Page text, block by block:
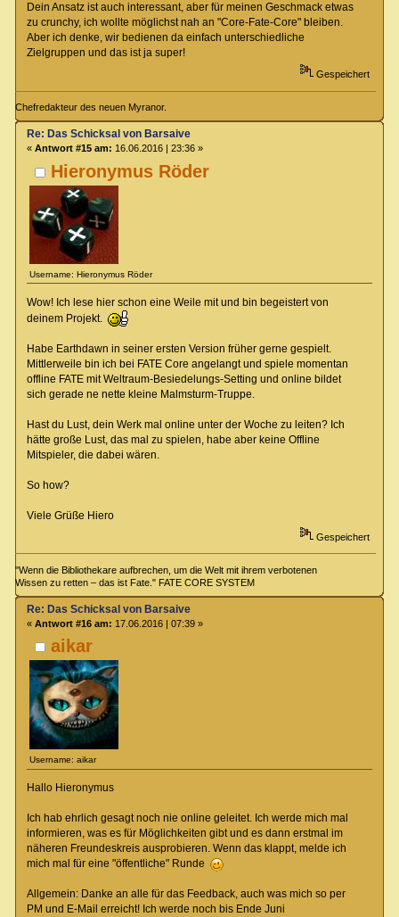
Dein Ansatz ist auch interessant, aber für meinen Geschmack etwas
zu crunchy, ich wollte möglichst nah an "Core-Fate-Core" bleiben.
Aber ich denke, wir bedienen da einfach unterschiedliche
Zielgruppen und das ist ja super!
Gespeichert
Chefredakteur des neuen Myranor.
Hieronymus Röder
Username: Hieronymus Röder
Re: Das Schicksal von Barsaive
« Antwort #15 am: 16.06.2016 | 23:36 »
Wow! Ich lese hier schon eine Weile mit und bin begeistert von
deinem Projekt.
Habe Earthdawn in seiner ersten Version früher gerne gespielt.
Mittlerweile bin ich bei FATE Core angelangt und spiele momentan
offline FATE mit Weltraum-Besiedelungs-Setting und online bildet
sich gerade ne nette kleine Malmsturm-Truppe.
Hast du Lust, dein Werk mal online unter der Woche zu leiten? Ich
hätte große Lust, das mal zu spielen, habe aber keine Offline
Mitspieler, die dabei wären.
So how?
Viele Grüße Hiero
Gespeichert
"Wenn die Bibliothekare aufbrechen, um die Welt mit ihrem verbotenen
Wissen zu retten – das ist Fate." FATE CORE SYSTEM
aikar
Username: aikar
Re: Das Schicksal von Barsaive
« Antwort #16 am: 17.06.2016 | 07:39 »
Hallo Hieronymus
Ich hab ehrlich gesagt noch nie online geleitet. Ich werde mich mal
informieren, was es für Möglichkeiten gibt und es dann erstmal im
näheren Freundeskreis ausprobieren. Wenn das klappt, melde ich
mich mal für eine "öffentliche" Runde
Allgemein: Danke an alle für das Feedback, auch was mich so per
PM und E-Mail erreicht! Ich werde noch bis Ende Juni